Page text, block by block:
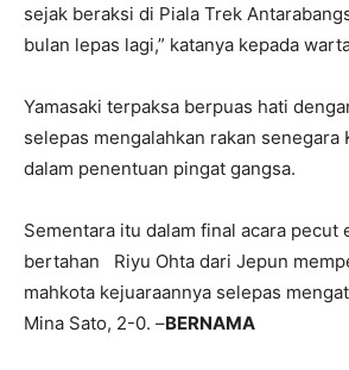
sejak beraksi di Piala Trek
bulan lepas lagi,” katanya kepada
Yamasaki terpaksa berpuas hati
selepas mengalahkan rakan senegara
dalam penentuan pingat gangsa.
Sementara itu dalam final acara pecut
bertahan Riyu Ohta dari Jepun
mahkota kejuaraannya selepas
Mina Sato, 2-0. –BERNAMA